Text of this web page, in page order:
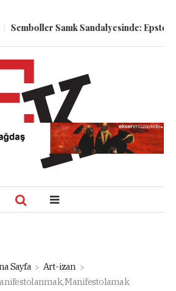
Sanık Sandalyesinde: Epstein vakası
Sayfa
Art-izan
Manifestolamak